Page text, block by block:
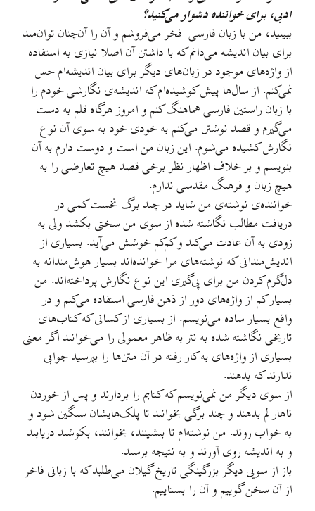
ادبی، برای خواننده دشوار می‌کنید؟
ببینید، من با زبان فارسی فخر می‌فروشم و آن را آن‌چنان توان‌مند
برای بیان اندیشه می‌دانم که با داشتن آن اصلا نیازی به استفاده
از واژه‌های موجود در زبان‌های دیگر برای بیان اندیشه‌ام حس
نمی‌کنم. از سال‌ها پیش کوشیده‌ام که اندیشه‌ی نگارشی خودم را
با زبان راستین فارسی هماهنگ کنم و امروز هرگاه قلم به دست
می‌گیرم و قصد نوشتن می‌کنم به خودی خود به سوی آن نوع
نگارش کشیده می‌شوم. این زبان من است و دوست دارم به آن
بنویسم و بر خلاف اظهار نظر برخی قصد هیچ تعارضی را به
هیچ زبان و فرهنگ مقدسی ندارم.
خواننده‌ی نوشته‌ی من شاید در چند برگ نخست کمی در
دریافت مطالب نگاشته شده از سوی من سختی بکشد ولی به
زودی به آن عادت می‌کند و کم‌کم خوشش می‌آید. بسیاری از
اندیش‌مندانی که نوشته‌های مرا خوانده‌اند بسیار هوش‌مندانه به
دل‌گرم کردن من برای پی‌گیری این نوع نگارش پرداخته‌اند. من
بسیار کم از واژه‌های دور از ذهن فارسی استفاده می‌کنم و در
واقع بسیار ساده می‌نویسم. از بسیاری از کسانی که کتاب‌های
تاریخی نگاشته شده به نثر به ظاهر معمولی را می‌خوانند اگر معنی
بسیاری از واژه‌های به کار رفته در آن متن‌ها را بپرسید جوابی
ندارند که بدهند.
از سوی دیگر من نمی‌نویسم که کتابم را بردارند و پس از خوردن
ناهار لم بدهند و چند برگی بخوانند تا پلک‌هایشان سنگین شود و
به خواب روند. من نوشته‌ام تا بنشینند، بخوانند، بکوشند دریابند
و به اندیشه روی آورند و به نتیجه برسند.
باز از سویی دیگر بزرگینگی تاریخ گیلان می‌طلبد که با زبانی فاخر
از آن سخن گوییم و آن را بستاییم.